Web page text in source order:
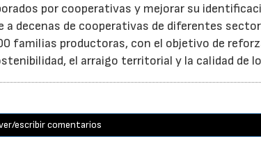
por cooperativas y mejorar su
decenas de cooperativas de diferentes
familias productoras, con el objetivo de
el arraigo territorial y la calidad de
escribir comentarios